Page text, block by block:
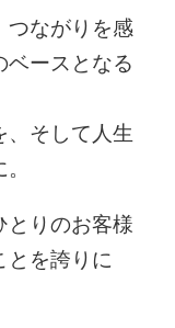
つながりを感
ベースとなる
、そして人生
とりのお客様
とを誇りに